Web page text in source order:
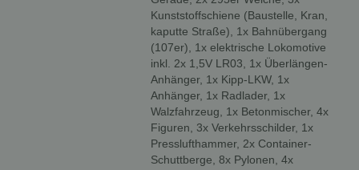
Kunststoffschiene (Baustelle, Kran,
kaputte Straße), 1x Bahnübergang
(107er), 1x elektrische Lokomotive
inkl. 2x 1,5V LR03, 1x Überlängen-
Anhänger, 1x Kipp-LKW, 1x
Anhänger, 1x Radlader, 1x
Walzfahrzeug, 1x Betonmischer, 4x
Figuren, 3x Verkehrsschilder, 1x
Presslufthammer, 2x Container-
Schuttberge, 8x Pylonen, 4x